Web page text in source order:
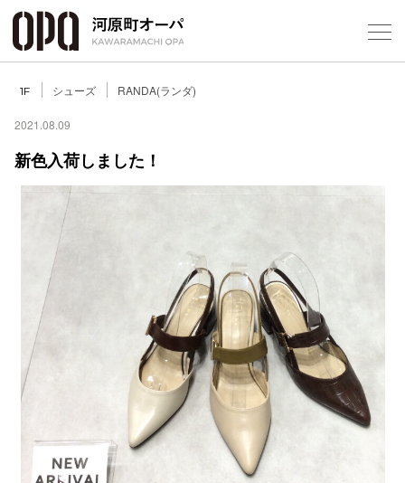
1F シューズ RANDA(ランダ)
2021.08.09
新色入荷しました！
アクセ
スタッ